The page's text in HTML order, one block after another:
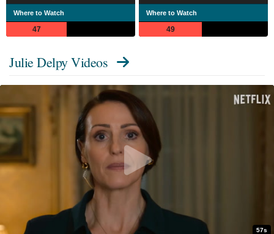
Where to Watch
47
Where to Watch
49
Julie Delpy Videos
57s